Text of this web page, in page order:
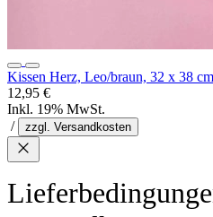
Kissen Herz, Leo/braun, 32 x 38 cm
12,95 €
Inkl. 19% MwSt.
/
zzgl. Versandkosten